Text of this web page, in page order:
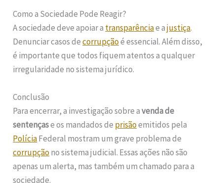
Como a Sociedade Pode Reagir?
A sociedade deve apoiar a transparênciae ajustiça.
Denunciar casos decorrupçãoé essencial. Além disso,
é importante que todos fiquem atentos a qualquer
irregularidade no sistema jurídico.
Conclusão
Para encerrar, a investigação sobre avenda de
sentençase os mandados de prisãoemitidos pela
PolíciaFederal mostram um grave problema de
corrupçãono sistema judicial. Essas ações não são
apenas um alerta, mas também um chamado para a
sociedade.